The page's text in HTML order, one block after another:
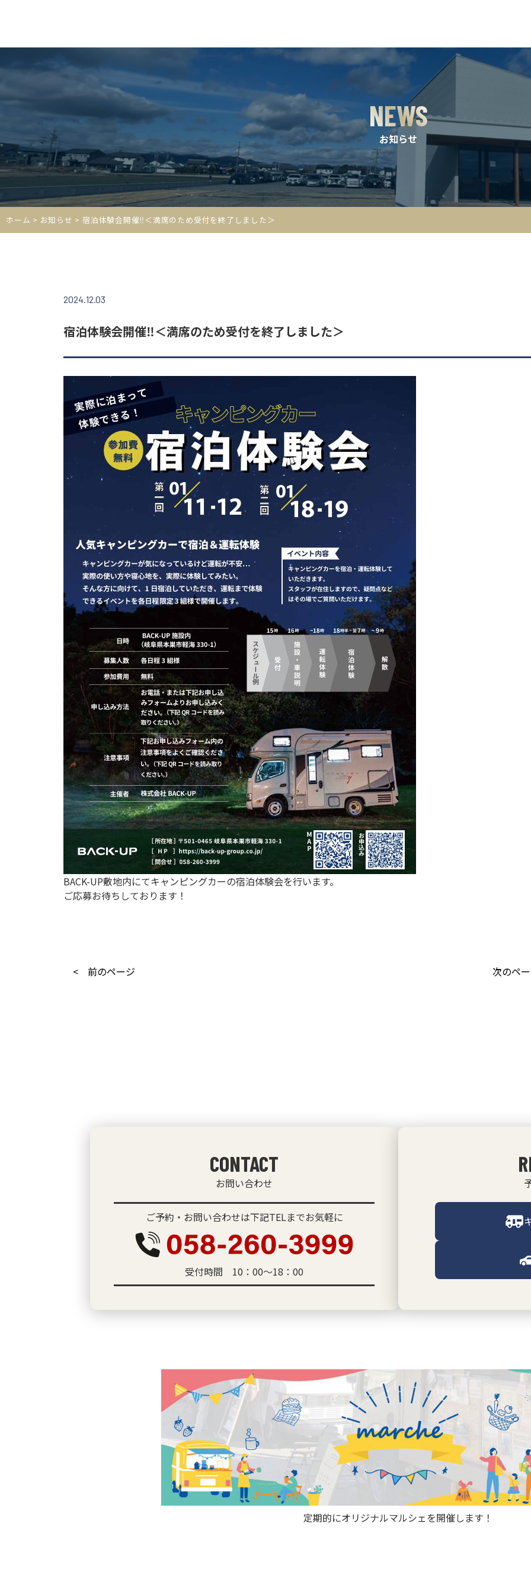
NEWS
お知らせ
ホーム > お知らせ > 宿泊体験会開催‼＜満席のため受付を終了しました＞
2024.12.03
宿泊体験会開催‼＜満席のため受付を終了しました＞
BACK-UP敷地内にてキャンピングカーの宿泊体験会を行います。
ご応募お待ちしております！
< 前のページ 次のペ
CONTACT
お問い合わせ
ご予約・お問い合わせは下記TELまでお気軽に
受付時間 10：00～18：00
定期的にオリジナルマルシェを開催します！